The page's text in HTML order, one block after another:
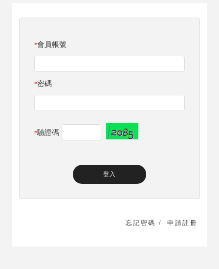
*會員帳號
*密碼
*驗證碼
忘記密碼 / 申請註冊